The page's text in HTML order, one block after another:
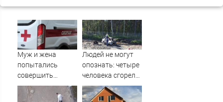
Муж и жена
попытались
совершить
суицид,
предупредив
Людей не могут
опознать: четыре
человека сгорели
заживо в
страшном ДТП на